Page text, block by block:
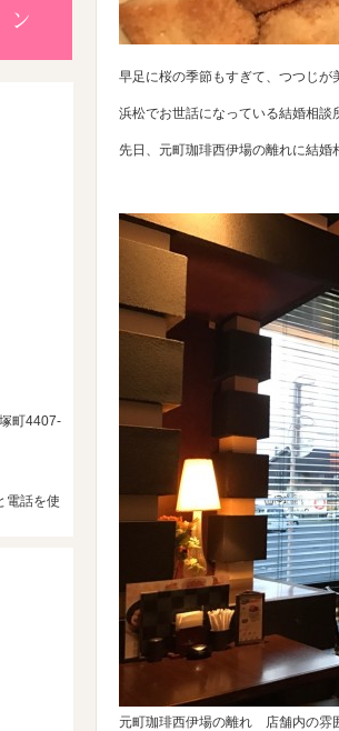
早足に桜の季節もすぎて、つつじが
浜松でお世話になっている結婚相
先日、元町珈琲西伊場の離れに結婚
元町珈琲西伊場の離れ 店舗内の雰
ォー男性
30代後
町4407-
電話を使